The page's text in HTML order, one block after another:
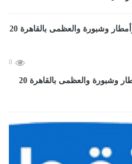
0
الطقس اليوم.. انخفاض بالحرارة وأمطار وشبورة والعظمى بالقاهرة 20